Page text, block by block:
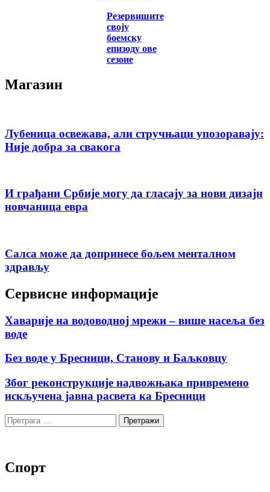
Резервишите
своју
боемску
епизоду ове
сезоне
Магазин
Лубеница освежава, али стручњаци упозоравају:
Није добра за свакога
И грађани Србије могу да гласају за нови дизајн
новчаница евра
Салса може да допринесе бољем менталном
здрављу
Сервисне информације
Хаварије на водоводној мрежи – више насеља без
воде
Без воде у Бресници, Станову и Баљковцу
Због реконструкције надвожњака привремено
искључена јавна расвета ка Бресници
Претрага
за:
Спорт